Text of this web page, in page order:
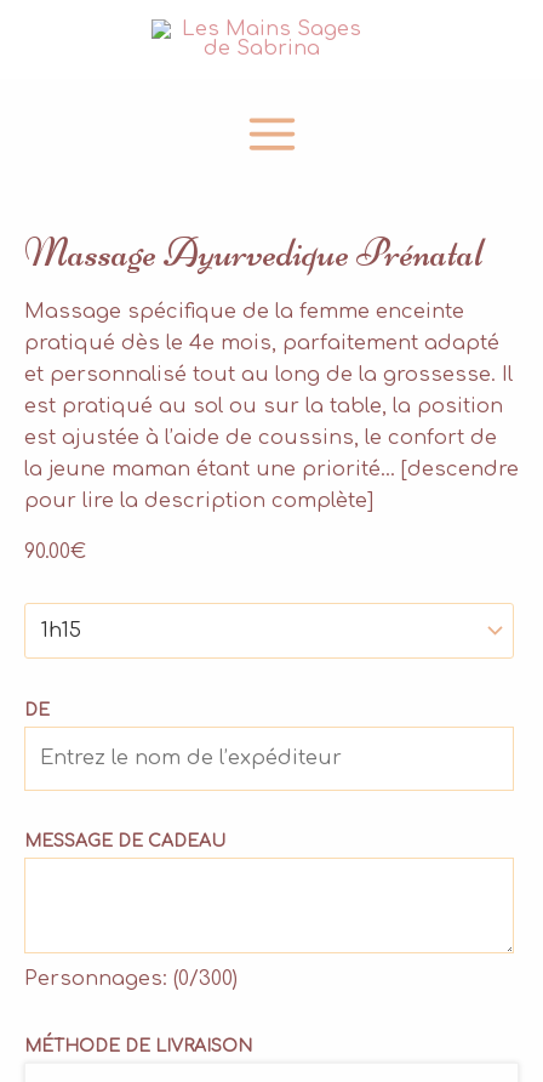
Main
Massage Ayurvedique Prénatal
Massage spécifique de la femme enceinte
pratiqué dès le 4e mois, parfaitement adapté
et personnalisé tout au long de la grossesse. Il
est pratiqué au sol ou sur la table, la position
est ajustée à l’aide de coussins, le confort de
la jeune maman étant une priorité… [descendre
pour lire la description complète]
90.00€
DE
MESSAGE DE CADEAU
Personnages: (0/300)
MÉTHODE DE LIVRAISON